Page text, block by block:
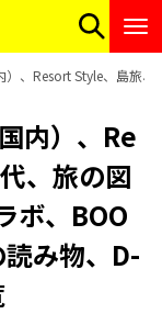
、Resort Style、島旅
内）、Re
、旅の図
ボ、BOO
み物、D-